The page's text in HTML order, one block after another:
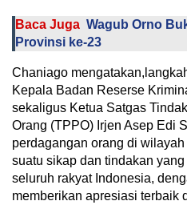
Baca Juga Wagub Orno
Provinsi ke-23
Chaniago
Kepala Badan Reserse
sekaligus Ketua Satgas
Orang (TPPO) Irjen Asep Edi
perdagangan orang di
suatu sikap dan tindakan
seluruh rakyat Indonesia,
memberikan apresiasi terbaik